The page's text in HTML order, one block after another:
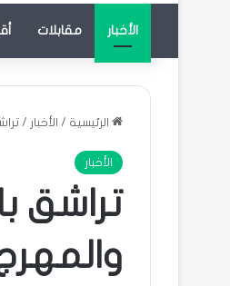
الأخبار مقابلات
الرئيسية / الأخبار /
الأخبار
تراشق